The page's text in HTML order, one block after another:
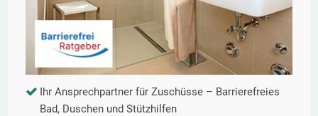
Ihr Ansprechpartner für Zuschüsse – Barrierefreies
Bad, Duschen und Stützhilfen